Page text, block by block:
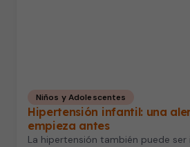
Niños y Adolescentes
Hipertensión infantil: una
empieza antes
La hipertensión también puede ser